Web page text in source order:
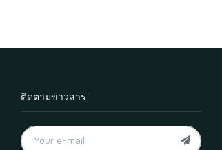
ติดตามข่าวสาร